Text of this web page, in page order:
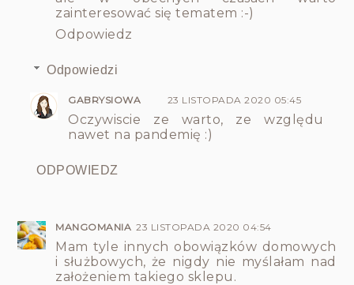
zainteresować się tematem :-)
Odpowiedz
Odpowiedzi
GABRYSIOWA 23 LISTOPADA 2020 05:45
Oczywiscie ze warto, ze względu
nawet na pandemię :)
ODPOWIEDZ
MANGOMANIA 23 LISTOPADA 2020 04:54
Mam tyle innych obowiązków domowych
i służbowych, że nigdy nie myślałam nad
założeniem takiego sklepu.